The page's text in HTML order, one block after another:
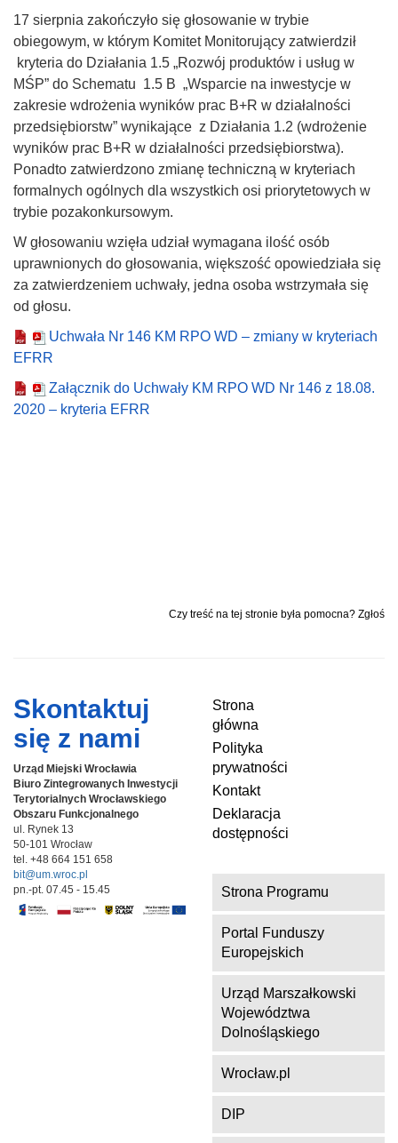
17 sierpnia zakończyło się głosowanie w trybie
obiegowym, w którym Komitet Monitorujący zatwierdził
kryteria do Działania 1.5 „Rozwój produktów i usług w
MŚP” do Schematu 1.5 B „Wsparcie na inwestycje w
zakresie wdrożenia wyników prac B+R w działalności
przedsiębiorstw” wynikające z Działania 1.2 (wdrożenie
wyników prac B+R w działalności przedsiębiorstwa).
Ponadto zatwierdzono zmianę techniczną w kryteriach
formalnych ogólnych dla wszystkich osi priorytetowych w
trybie pozakonkursowym.
W głosowaniu wzięła udział wymagana ilość osób
uprawnionych do głosowania, większość opowiedziała się
za zatwierdzeniem uchwały, jedna osoba wstrzymała się
od głosu.
Uchwała Nr 146 KM RPO WD – zmiany w kryteriach
EFRR
Załącznik do Uchwały KM RPO WD Nr 146 z 18.08.
2020 – kryteria EFRR
Czy treść na tej stronie była pomocna? Zgłoś
Skontaktuj
się z nami
Urząd Miejski Wrocławia
Biuro Zintegrowanych Inwestycji
Terytorialnych Wrocławskiego
Obszaru Funkcjonalnego
ul. Rynek 13
50-101 Wrocław
tel. +48 664 151 658
bit@um.wroc.pl
pn.-pt. 07.45 - 15.45
Strona
główna
Polityka
prywatności
Kontakt
Deklaracja
dostępności
Strona Programu
Portal Funduszy
Europejskich
Urząd Marszałkowski
Województwa
Dolnośląskiego
Wrocław.pl
DIP